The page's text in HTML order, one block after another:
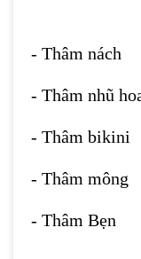
- Thâm nách
- Thâm nhũ
- Thâm bikini
- Thâm mông
- Thâm Bẹn